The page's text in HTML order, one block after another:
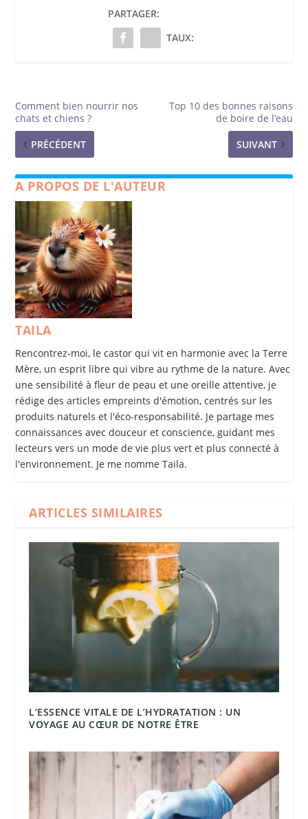
PARTAGER:
TAUX:
Comment bien nourrir nos
chats et chiens ?
PRÉCÉDENT
Top 10 des bonnes raisons
de boire de l’eau
SUIVANT
A PROPOS DE L'AUTEUR
TAILA
Rencontrez-moi, le castor qui vit en harmonie avec la Terre
Mère, un esprit libre qui vibre au rythme de la nature. Avec
une sensibilité à fleur de peau et une oreille attentive, je
rédige des articles empreints d'émotion, centrés sur les
produits naturels et l'éco-responsabilité. Je partage mes
connaissances avec douceur et conscience, guidant mes
lecteurs vers un mode de vie plus vert et plus connecté à
l'environnement. Je me nomme Taila.
ARTICLES SIMILAIRES
L’ESSENCE VITALE DE L’HYDRATATION : UN
VOYAGE AU CŒUR DE NOTRE ÊTRE